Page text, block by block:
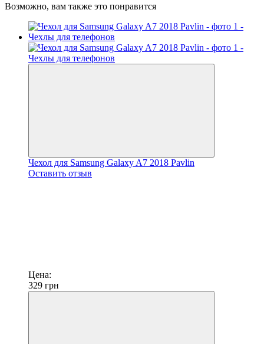
Возможно, вам также это понравится
Чехол для Samsung Galaxy A7 2018 Pavlin
Оставить отзыв
Цена:
329 грн